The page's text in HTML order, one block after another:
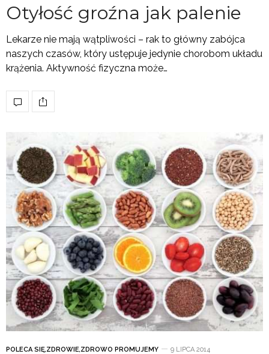
Otyłość groźna jak palenie
Lekarze nie mają wątpliwości – rak to główny zabójca
naszych czasów, który ustępuje jedynie chorobom układu
krążenia. Aktywność fizyczna może…
POLECA SIĘ,ZDROWIE,ZDROWO PROMUJEMY 9 LIPCA 2014